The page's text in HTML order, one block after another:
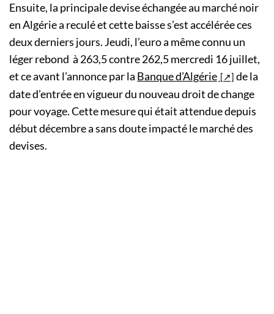
Ensuite, la principale devise échangée au marché noir
en Algérie a reculé et cette baisse s’est accélérée ces
deux derniers jours. Jeudi, l’euro a même connu un
léger rebond à 263,5 contre 262,5 mercredi 16 juillet,
et ce avant l’annonce par la Banque d’Algérie
de la
date d’entrée en vigueur du nouveau droit de change
pour voyage. Cette mesure qui était attendue depuis
début décembre a sans doute impacté le marché des
devises.